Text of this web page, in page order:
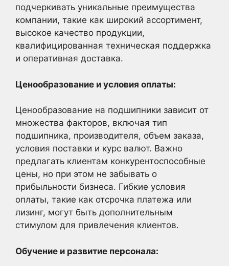
подчеркивать уникальные преимущества
компании, такие как широкий ассортимент,
высокое качество продукции,
квалифицированная техническая поддержка
и оперативная доставка.
Ценообразование и условия оплаты:
Ценообразование на подшипники зависит от
множества факторов, включая тип
подшипника, производителя, объем заказа,
условия поставки и курс валют. Важно
предлагать клиентам конкурентоспособные
цены, но при этом не забывать о
прибыльности бизнеса. Гибкие условия
оплаты, такие как отсрочка платежа или
лизинг, могут быть дополнительным
стимулом для привлечения клиентов.
Обучение и развитие персонала: